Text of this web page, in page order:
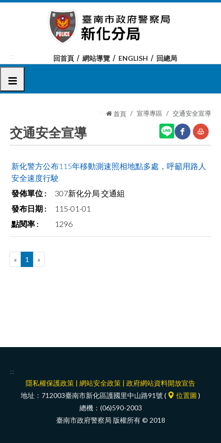
跳
容
塊
::: 回首頁 網站導覽 ENGLISH 回總局
選單
::: 首頁 宣導專區 交通安全宣導
交通安全宣導
facebook
新化警方公布115年移動測速照相地點多處，呼籲用路人
安全速度行駛
307新化分局 交通組
115-01-01
1296
« 1 »
:::
隱私權保護政策 | 網站安全政策 | 政府網站資料開放宣告
地址：712003臺南市新化區護國里中山路91號 (
位置圖 )
總機：(06)590-2003
臺南市政府警察局 版權所有 © 2018